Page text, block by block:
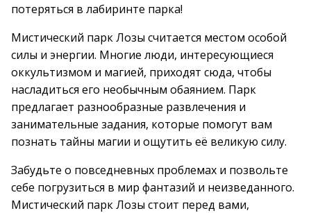
потеряться в лабиринте парка!
Мистический парк Лозы считается местом особой
силы и энергии. Многие люди, интересующиеся
оккультизмом и магией, приходят сюда, чтобы
насладиться его необычным обаянием. Парк
предлагает разнообразные развлечения и
занимательные задания, которые помогут вам
познать тайны магии и ощутить её великую силу.
Забудьте о повседневных проблемах и позвольте
себе погрузиться в мир фантазий и неизведанного.
Мистический парк Лозы стоит перед вами,